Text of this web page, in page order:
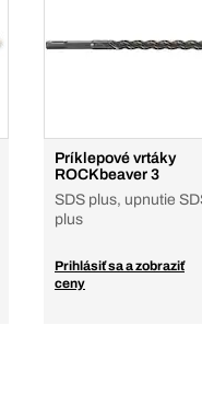
Príklepové vrtáky
ROCKbeaver 3
SDS plus, upnutie
plus
Prihlásiť sa a zobraziť
ceny